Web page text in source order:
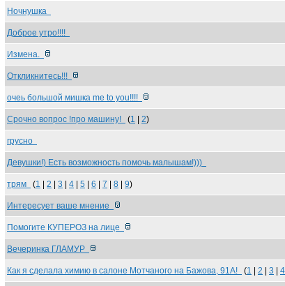
Ночнушка
Доброе утро!!!!
Измена.
Откликнитесь!!!
очеь большой мишка me to you!!!!
Срочно вопрос !про машину! (1 2)
грусно
Девушки!) Есть возможность помочь малышам!)))
трям (1 2 3 4 5 6 7 8 9)
Интересует ваше мнение
Помогите КУПЕРОЗ на лице
Вечеринка ГЛАМУР
Как я сделала химию в салоне Мотчаного на Бажова, 91А! (1 2 3 4